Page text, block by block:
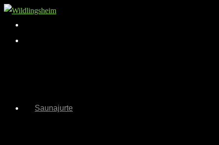
Zum
Inhalt
Saunajurte